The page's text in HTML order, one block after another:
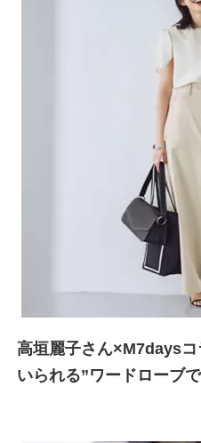
高垣麗子さん×M7daysコ
いられる”ワードローブ